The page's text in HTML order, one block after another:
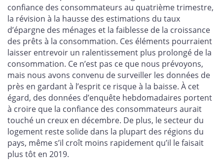
confiance des consommateurs au quatrième trimestre,
la révision à la hausse des estimations du taux
d’épargne des ménages et la faiblesse de la croissance
des prêts à la consommation. Ces éléments pourraient
laisser entrevoir un ralentissement plus prolongé de la
consommation. Ce n’est pas ce que nous prévoyons,
mais nous avons convenu de surveiller les données de
près en gardant à l’esprit ce risque à la baisse. À cet
égard, des données d’enquête hebdomadaires portent
à croire que la confiance des consommateurs aurait
touché un creux en décembre. De plus, le secteur du
logement reste solide dans la plupart des régions du
pays, même s’il croît moins rapidement qu’il le faisait
plus tôt en 2019.